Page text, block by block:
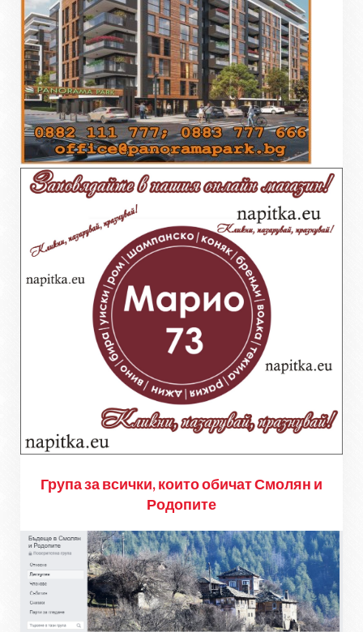
Група за всички, които обичат Смолян и
Родопите